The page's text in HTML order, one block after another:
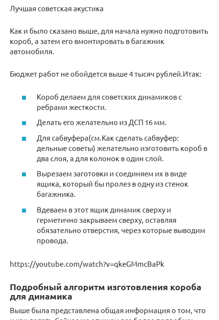
Лучшая советская акустика
Как и было сказано выше, для начала нужно подготовить
короб, а затем его вмонтировать в багажник
автомобиля.
Бюджет работ не обойдется выше 4 тысяч рублей.Итак:
Короб делаем для советских динамиков с
ребрами жесткости.
Делать его желательно из ДСП 16 мм.
Для сабвуфера(см.Как сделать сабвуфер:
дельные советы) желательно изготовить короб в
два слоя, а для колонок в один слой.
Вырезаем заготовки и соединяем их в виде
ящика, который бы пролез в одну из стенок
багажника.
Вдеваем в этот ящик динамик сверху и
герметично закрываем сверху, оставляя
обязательно отверстия, через которые выводим
провода.
https://youtube.com/watch?v=qkeGMmcBaPk
Подробный алгоритм изготовления короба
для динамика
Выше была представлена общая информация о том, что